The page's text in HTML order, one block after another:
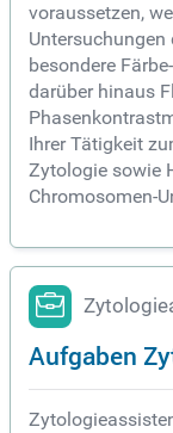
voraussetzen,
besondere
darüber hinaus
Ihrer Tätigkeit
Zytologie sowie
Chromosomen-
Aufgaben